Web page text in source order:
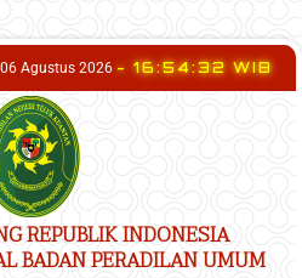
Agustus 2026 - 16:54:33 WIB
REPUBLIK INDONESIA
BADAN PERADILAN UMUM